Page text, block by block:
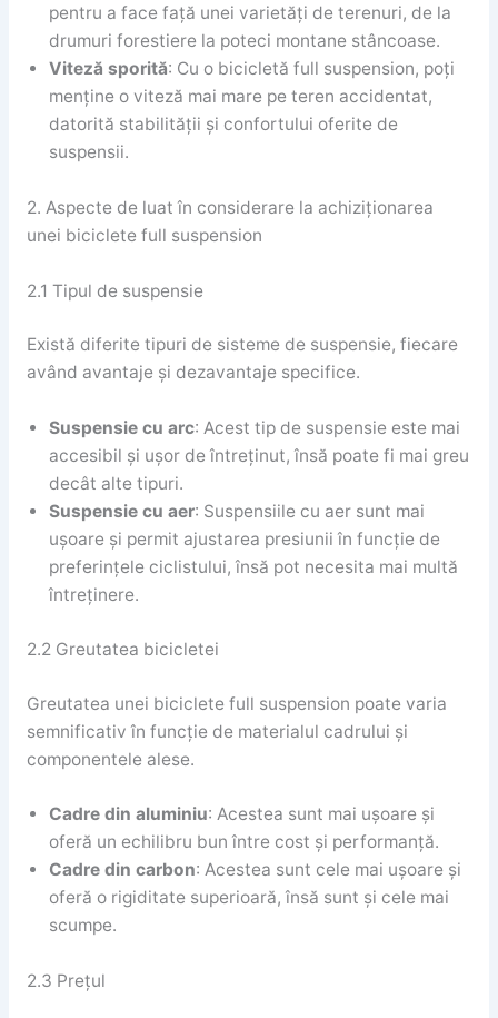
pentru a face față unei varietăți de terenuri, de la
drumuri forestiere la poteci montane stâncoase.
Viteză sporită: Cu o bicicletă full suspension, poți
menține o viteză mai mare pe teren accidentat,
datorită stabilității și confortului oferite de
suspensii.
2. Aspecte de luat în considerare la achiziționarea
unei biciclete full suspension
2.1 Tipul de suspensie
Există diferite tipuri de sisteme de suspensie, fiecare
având avantaje și dezavantaje specifice.
Suspensie cu arc: Acest tip de suspensie este mai
accesibil și ușor de întreținut, însă poate fi mai greu
decât alte tipuri.
Suspensie cu aer: Suspensiile cu aer sunt mai
ușoare și permit ajustarea presiunii în funcție de
preferințele ciclistului, însă pot necesita mai multă
întreținere.
2.2 Greutatea bicicletei
Greutatea unei biciclete full suspension poate varia
semnificativ în funcție de materialul cadrului și
componentele alese.
Cadre din aluminiu: Acestea sunt mai ușoare și
oferă un echilibru bun între cost și performanță.
Cadre din carbon: Acestea sunt cele mai ușoare și
oferă o rigiditate superioară, însă sunt și cele mai
scumpe.
2.3 Prețul